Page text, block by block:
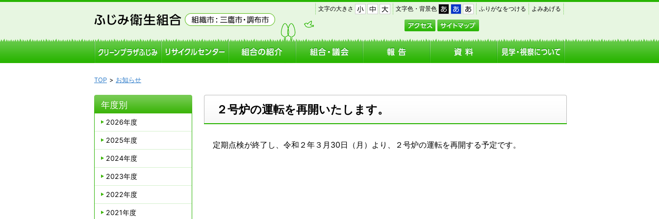
｜
文字の大きさ 小 中 大
｜
文字色・背景色 黒 青 白
｜
ふりがなをつける ｜
よみあげる
アクセス
TOP お知らせ
２号炉の運転を再開いたします。
定期点検が終了し、令和２年３月30日（月） より、２号炉の運転を再開する予定です。
年度別
2026年度
2025年度
2024年度
2023年度
2022年度
2021年度